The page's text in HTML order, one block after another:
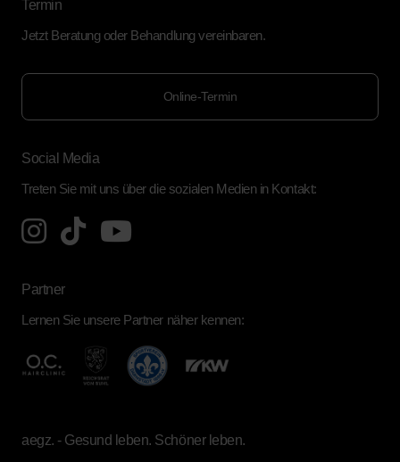
Termin
Jetzt Beratung oder Behandlung vereinbaren.
Online-Termin
Social Media
Treten Sie mit uns über die sozialen Medien in Kontakt:
Partner
Lernen Sie unsere Partner näher kennen:
aegz. - Gesund leben. Schöner leben.